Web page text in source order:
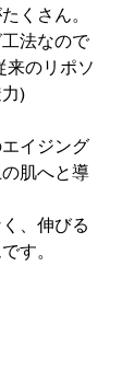
くさん。
法なので
のリポソ
)
イジング
肌へと導
、伸びる
す。